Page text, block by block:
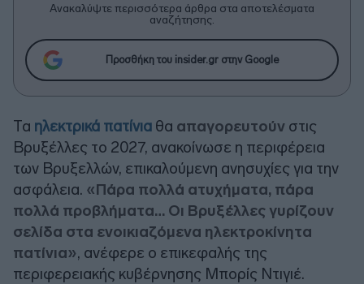
Ανακαλύψτε περισσότερα άρθρα στα αποτελέσματα
αναζήτησης.
Προσθήκη του insider.gr στην Google
Τα ηλεκτρικά πατίνια θα απαγορευτούν στις
Βρυξέλλες το 2027, ανακοίνωσε η περιφέρεια
των Βρυξελλών, επικαλούμενη ανησυχίες για την
ασφάλεια. «Πάρα πολλά ατυχήματα, πάρα
πολλά προβλήματα… Οι Βρυξέλλες γυρίζουν
σελίδα στα ενοικιαζόμενα ηλεκτρoκίνητα
πατίνια», ανέφερε ο επικεφαλής της
περιφερειακής κυβέρνησης Μπορίς Ντιγιέ.